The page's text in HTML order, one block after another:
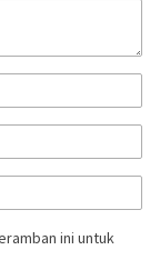
ini untuk